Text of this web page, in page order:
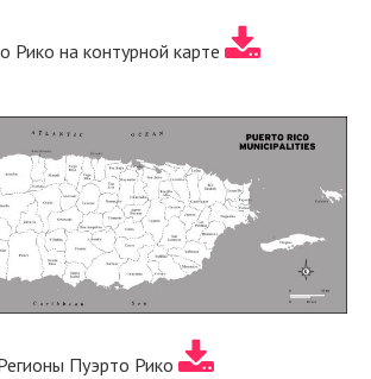
Рико на контурной карте
Пуэрто Рико